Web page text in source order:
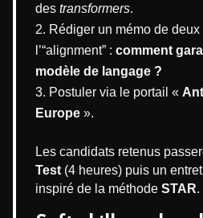
des transformers.
Rédiger un mémo de
l’“alignment” : comment
modèle de langage ?
Postuler via le portail «
Europe ».
Les candidats retenus
Test (4 heures) puis un
inspiré de la méthode STAR.